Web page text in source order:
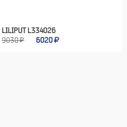
LILIPUT L334026
9030 ₽
6020